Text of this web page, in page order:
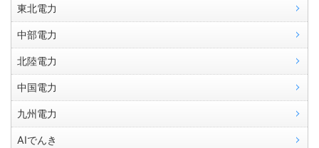
東北電力
中部電力
北陸電力
中国電力
九州電力
AIでんき